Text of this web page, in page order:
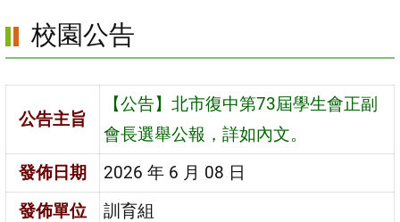
容
區
校園公告
公告主旨
【公告】北市復中第73屆學生會正副
會長選舉公報，詳如內文。
發佈日期
2026 年 6 月 08 日
發佈單位
訓育組